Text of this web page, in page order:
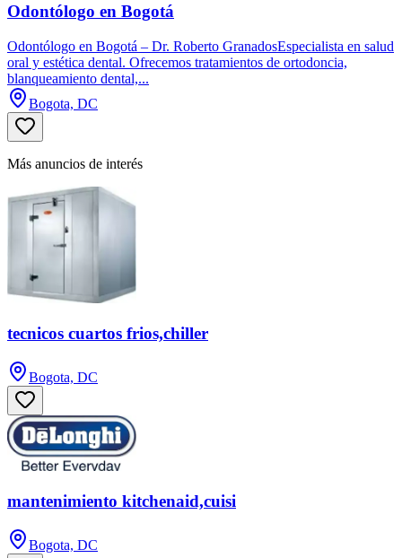
Odontólogo en Bogotá
Odontólogo en Bogotá – Dr. Roberto GranadosEspecialista en salud
oral y estética dental. Ofrecemos tratamientos de ortodoncia,
blanqueamiento dental,...
Bogota, DC
Más anuncios de interés
tecnicos cuartos frios,chiller
Bogota, DC
mantenimiento kitchenaid,cuisi
Bogota, DC